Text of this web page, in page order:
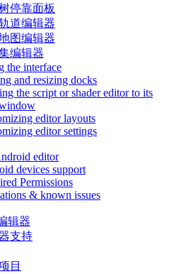
停靠面板
道编辑器
图编辑器
编辑器
the interface
and resizing docks
the script or shader editor to its
editor layouts
editor settings
editor
devices support
Permissions
& known issues
辑器
支持
目